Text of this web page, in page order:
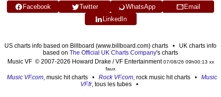
Facebook Twitter WhatsApp
Email
LinkedIn
US charts info based on Billboard (www.billboard.com) charts • UK charts info
based on The Official UK Charts Company's charts
Music VF © 2007-2026 Howard Drake / VF Entertainment07/08/26 09h00:13 xx
faux
Music VF.com, music hit charts • Rock VF.com, rock music hit charts • Music
VF.fr, tous les tubes •